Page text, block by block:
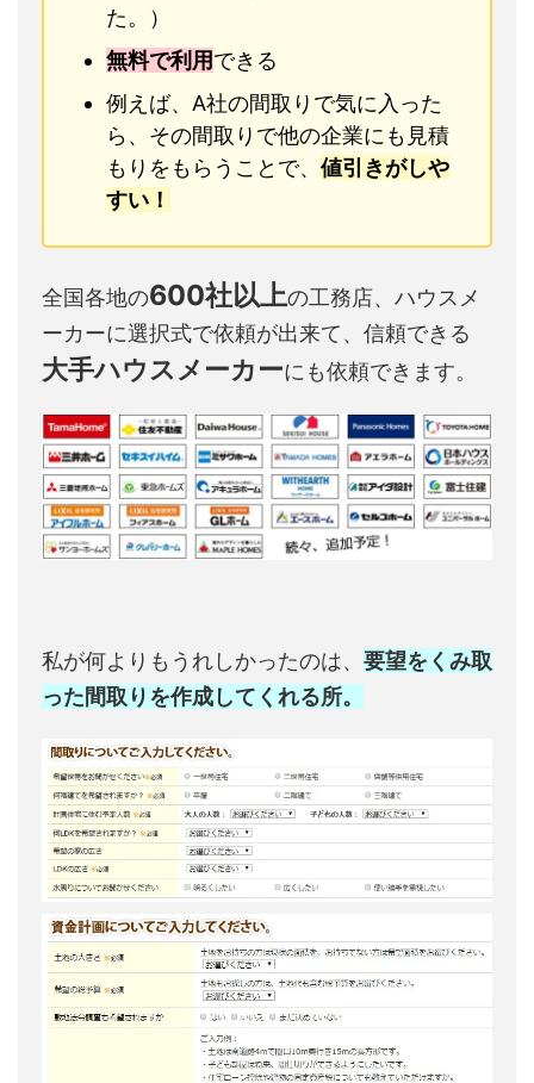
た。）
無料で利用できる
例えば、A社の間取りで気に入った
ら、その間取りで他の企業にも見積
もりをもらうことで、 値引きがしや
すい！
全国各地の600社以上の工務店、ハウスメ
ーカーに選択式で依頼が出来て、信頼できる
大手ハウスメーカーにも依頼できます。
私が何よりもうれしかったのは、 要望をくみ取
った間取りを作成してくれる所。